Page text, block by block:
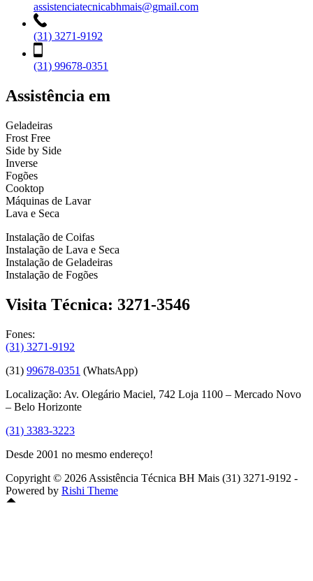
assistenciatecnicabhmais@gmail.com
(31) 3271-9192
(31) 99678-0351
Assistência em
Geladeiras
Frost Free
Side by Side
Inverse
Fogões
Cooktop
Máquinas de Lavar
Lava e Seca
Instalação de Coifas
Instalação de Lava e Seca
Instalação de Geladeiras
Instalação de Fogões
Visita Técnica: 3271-3546
Fones:
(31) 3271-9192
(31) 99678-0351 (WhatsApp)
Localização: Av. Olegário Maciel, 742 Loja 1100 – Mercado Novo
– Belo Horizonte
(31) 3383-3223
Desde 2001 no mesmo endereço!
Copyright © 2026 Assistência Técnica BH Mais (31) 3271-9192 -
Powered by Rishi Theme